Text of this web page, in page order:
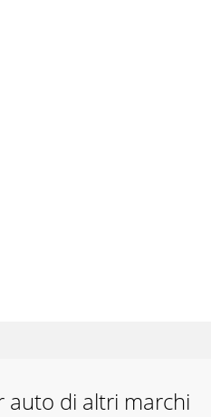
auto di altri marchi